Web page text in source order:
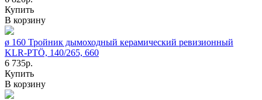
Купить
В корзину
ø 160 Тройник дымоходный керамический ревизионный
KLR-PTÖ, 140/265, 660
6 735р.
Купить
В корзину